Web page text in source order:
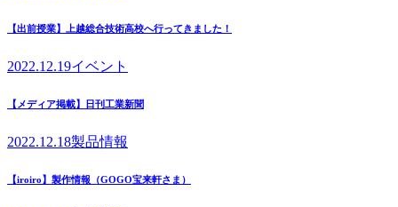
【出前授業】上越総合技術高校へ行ってきました！
2022.12.19イベント
【メディア掲載】日刊工業新聞
2022.12.18製品情報
【iroiro】製作情報（GOGO宝来軒さま）